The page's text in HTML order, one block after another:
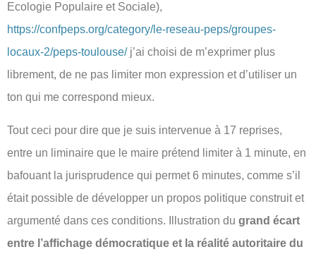
Ecologie Populaire et Sociale),
https://confpeps.org/category/le-reseau-peps/groupes-
locaux-2/peps-toulouse/j’ai choisi de m’exprimer plus
librement, de ne pas limiter mon expression et d’utiliser un
ton qui me correspond mieux.
Tout ceci pour dire que je suis intervenue à 17 reprises,
entre un liminaire que le maire prétend limiter à 1 minute, en
bafouant la jurisprudence qui permet 6 minutes, comme s’il
était possible de développer un propos politique construit et
argumenté dans ces conditions. Illustration du grand écart
entre l’affichage démocratique et la réalité autoritaire du